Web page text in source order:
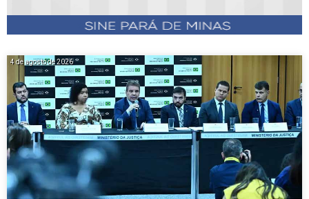
4 de agosto de 2026